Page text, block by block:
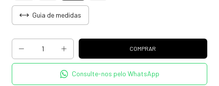
Guia de medidas
Consulte-nos pelo WhatsApp